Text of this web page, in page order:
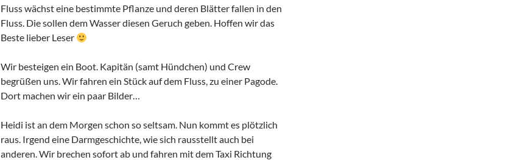
Fluss wächst eine bestimmte Pflanze und deren Blätter fallen in den
Fluss. Die sollen dem Wasser diesen Geruch geben. Hoffen wir das
Beste lieber Leser
Wir besteigen ein Boot. Kapitän (samt Hündchen) und Crew
begrüßen uns. Wir fahren ein Stück auf dem Fluss, zu einer Pagode.
Dort machen wir ein paar Bilder…
Heidi ist an dem Morgen schon so seltsam. Nun kommt es plötzlich
raus. Irgend eine Darmgeschichte, wie sich rausstellt auch bei
anderen. Wir brechen sofort ab und fahren mit dem Taxi Richtung